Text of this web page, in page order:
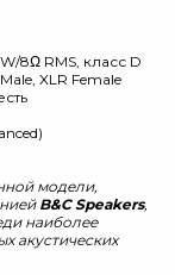
8Ω RMS, класс D
XLR Female
модели,
B&C Speakers,
наиболее
акустических